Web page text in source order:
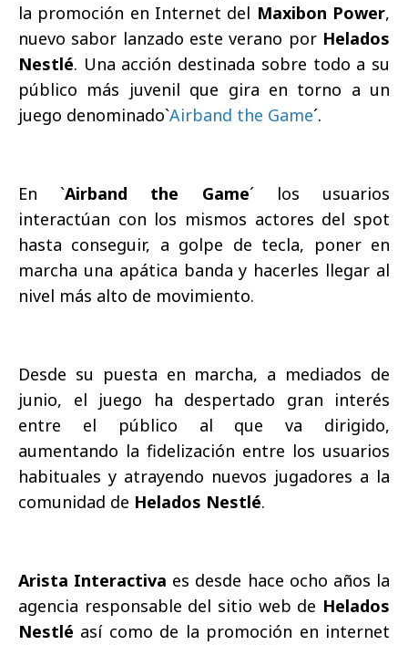
la promoción en Internet del Maxibon Power,
nuevo sabor lanzado este verano por Helados
Nestlé. Una acción destinada sobre todo a su
público más juvenil que gira en torno a un
juego denominado`Airband the Game´.
En `Airband the Game´ los usuarios
interactúan con los mismos actores del spot
hasta conseguir, a golpe de tecla, poner en
marcha una apática banda y hacerles llegar al
nivel más alto de movimiento.
Desde su puesta en marcha, a mediados de
junio, el juego ha despertado gran interés
entre el público al que va dirigido,
aumentando la fidelización entre los usuarios
habituales y atrayendo nuevos jugadores a la
comunidad de Helados Nestlé.
Arista Interactiva es desde hace ocho años la
agencia responsable del sitio web de Helados
Nestlé así como de la promoción en internet